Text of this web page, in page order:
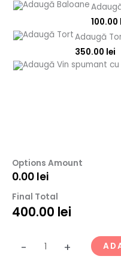
100.00
Adaugă
350.00 lei
Options Amount
0.00 lei
Final Total
400.00 lei
- +